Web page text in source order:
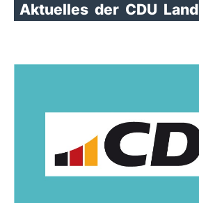
Aktuelles der CDU Land